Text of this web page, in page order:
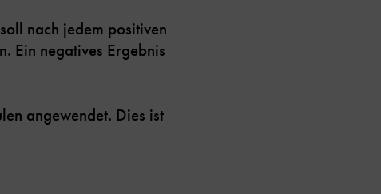
nach jedem positiven
Ein negatives Ergebnis
angewendet. Dies ist